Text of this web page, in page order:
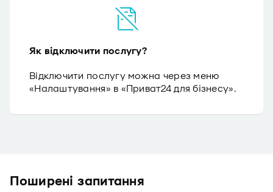
Як відключити послугу?
Відключити послугу можна через меню
«Налаштування» в «Приват24 для бізнесу».
Поширені запитання